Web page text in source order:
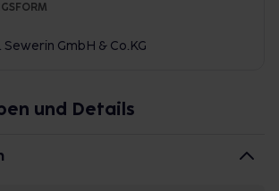
Sewerin GmbH & Co.KG
und Details